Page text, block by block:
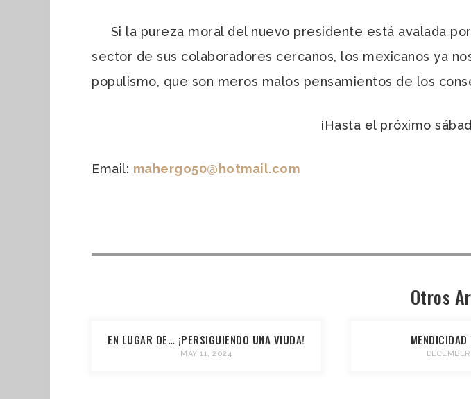
Si la pureza moral del nuevo presidente está avalada
sector de sus colaboradores cercanos, los mexicanos ya
populismo, que son meros malos pensamientos de los
¡Hasta el próximo
Email: mahergo50@hotmail.com
Otros
EN LUGAR DE… ¡PERSIGUIENDO UNA VIUDA!
MAY 11, 2024
MENDICIDAD